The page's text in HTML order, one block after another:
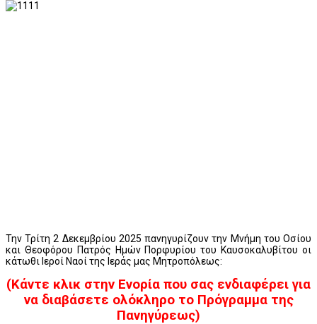
Την Τρίτη 2 Δεκεμβρίου 2025 πανηγυρίζουν την Μνήμη του Οσίου
και Θεοφόρου Πατρός Ημών Πορφυρίου του Καυσοκαλυβίτου οι
κάτωθι Ιεροί Ναοί της Ιεράς μας Μητροπόλεως:
(Κάντε κλικ στην Ενορία που σας ενδιαφέρει για
να διαβάσετε ολόκληρο το Πρόγραμμα της
Πανηγύρεως)